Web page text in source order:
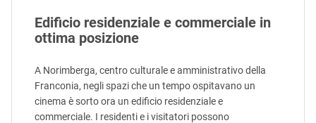
Edificio residenziale e commerciale in
ottima posizione
A Norimberga, centro culturale e amministrativo della
Franconia, negli spazi che un tempo ospitavano un
cinema è sorto ora un edificio residenziale e
commerciale. I residenti e i visitatori possono